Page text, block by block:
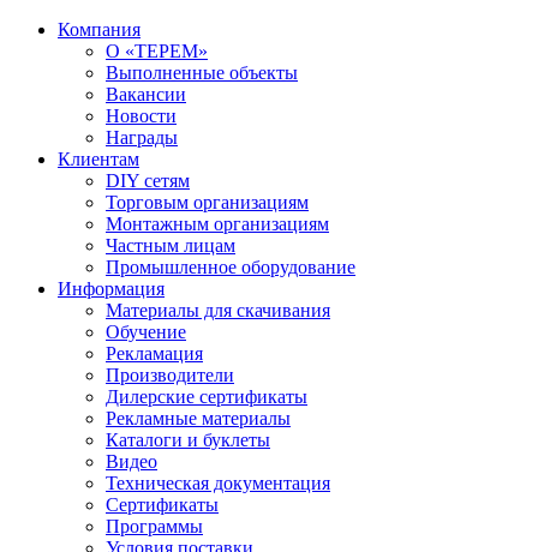
Компания
О «ТЕРЕМ»
Выполненные объекты
Вакансии
Новости
Награды
Клиентам
DIY сетям
Торговым организациям
Монтажным организациям
Частным лицам
Промышленное оборудование
Информация
Материалы для скачивания
Обучение
Рекламация
Производители
Дилерские сертификаты
Рекламные материалы
Каталоги и буклеты
Видео
Техническая документация
Сертификаты
Программы
Условия поставки